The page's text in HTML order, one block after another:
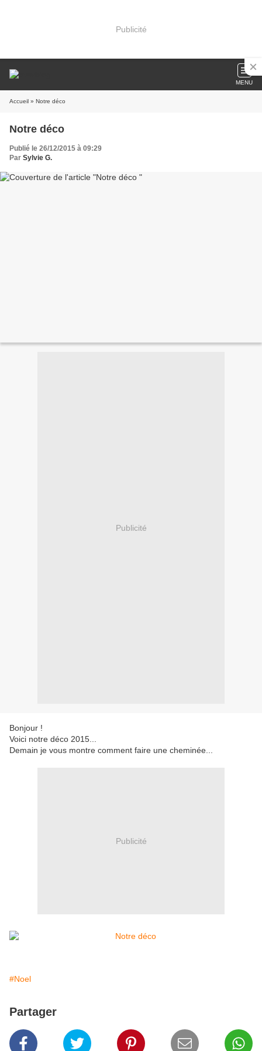
Publicité
MENU
Accueil » Notre déco
Notre déco
Publié le 26/12/2015 à 09:29
Par Sylvie G.
Publicité
Bonjour !
Voici notre déco 2015...
Demain je vous montre comment faire une cheminée...
Publicité
#Noel
Partager